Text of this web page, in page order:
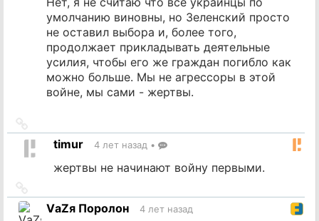
умолчанию виновны, но Зеленский просто
не оставил выбора и, более того,
продолжает прикладывать деятельные
усилия, чтобы его же граждан погибло как
можно больше. Мы не агрессоры в этой
войне, мы сами - жертвы.
на
источник
timur 4 лет назад •
жертвы не начинают войну первыми.
на
источник
VаZя Поролон 4 лет назад